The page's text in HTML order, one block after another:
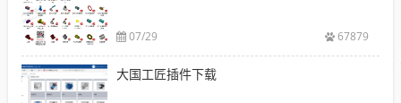
07/29 67879
大国工匠插件下载